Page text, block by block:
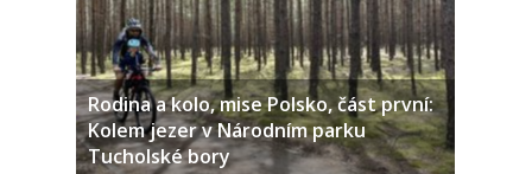
Rodina a kolo, mise Polsko, část první:
Kolem jezer v Národním parku
Tucholské bory